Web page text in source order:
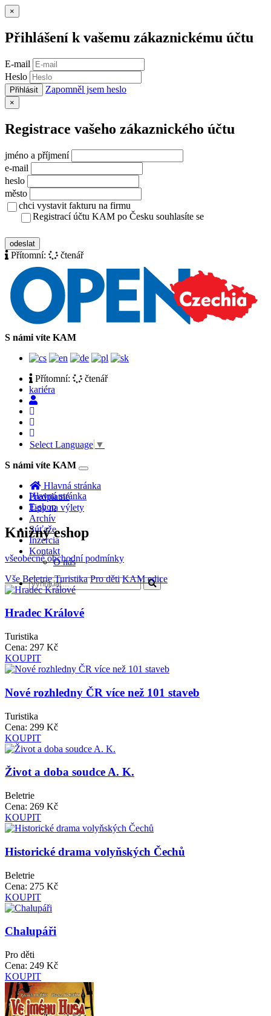
×
Přihlášení k vašemu zákaznickému účtu
E-mail
Heslo
Přihlásit Zapomněl jsem heslo
×
Registrace vašeho zákaznického účtu
jméno a příjmení
e-mail
heslo
město
chci vystavit fakturu na firmu
Registrací účtu KAM po Česku souhlasíte se
odeslat
Přítomní: čtenář
S námi víte KAM
Přítomní:
čtenář
kariéra
Select Language ▼
S námi víte KAM
Toggle
navigation
Hlavná stránka
Predplatné
Tipy na výlety
Archív
Súťaže
Inzercia
Kontakt
O nás
Hlavná stránka
E-shop
Knižný eshop
všeobecné obchodní podmínky
Vše Beletrie Turistika Pro děti KAM edice
Hradec Králové
Turistika
Cena: 297 Kč
KOUPIT
Nové rozhledny ČR více než 101 staveb
Turistika
Cena: 299 Kč
KOUPIT
Život a doba soudce A. K.
Beletrie
Cena: 269 Kč
KOUPIT
Historické drama volyňských Čechů
Beletrie
Cena: 275 Kč
KOUPIT
Chalupáři
Pro děti
Cena: 249 Kč
KOUPIT